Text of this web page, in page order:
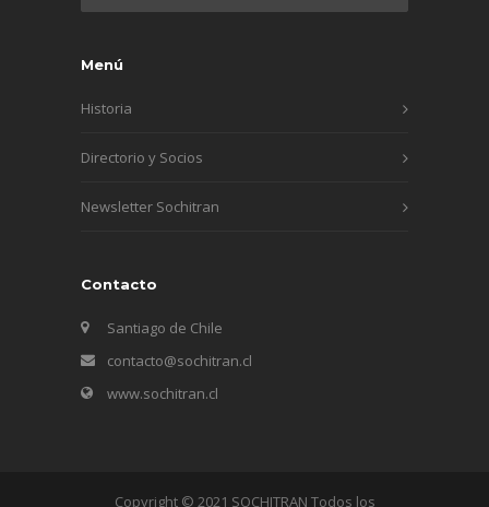
Menú
Historia
Directorio y Socios
Newsletter Sochitran
Contacto
Santiago de Chile
contacto@sochitran.cl
www.sochitran.cl
Copyright © 2021 SOCHITRAN Todos los